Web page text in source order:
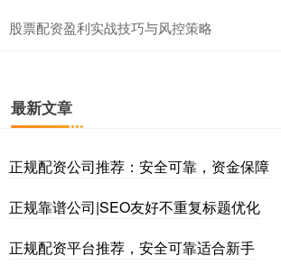
股票配资盈利实战技巧与风控策略
最新文章
正规配资公司推荐：安全可靠，资金保障
正规靠谱公司|SEO友好不重复标题优化
正规配资平台推荐，安全可靠适合新手